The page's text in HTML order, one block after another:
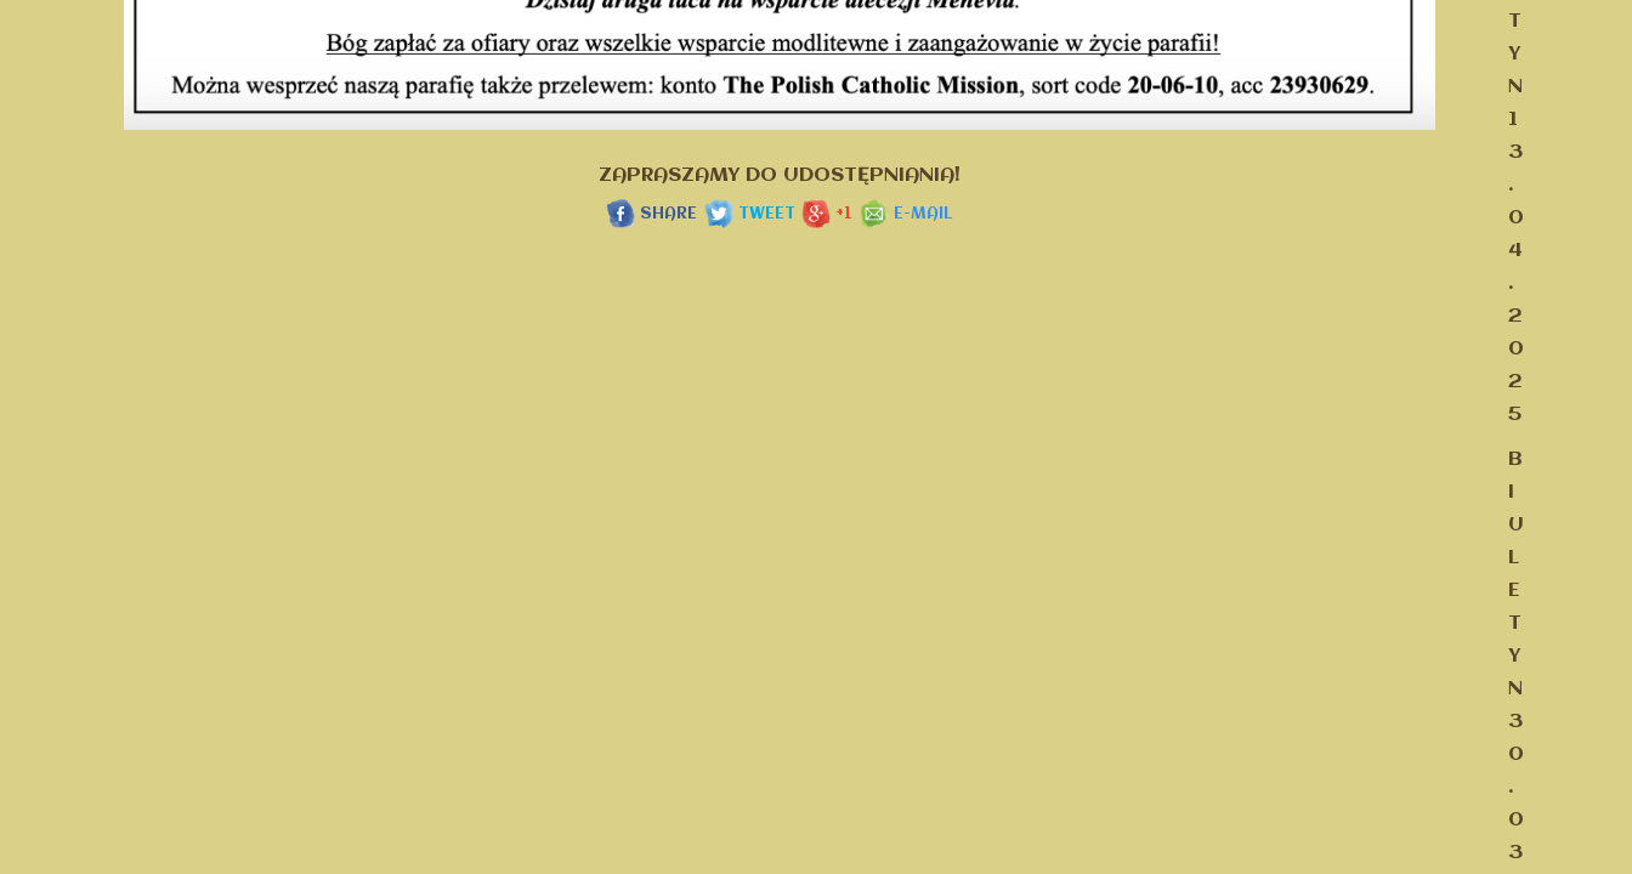
ZAPRASZAMY DO UDOSTĘPNIANIA!
SHARE TWEET +1 E-MAIL
T
Y
N
1
3
.
0
4
.
2
0
2
5
B
U
L
E
T
Y
N
3
0
.
0
3